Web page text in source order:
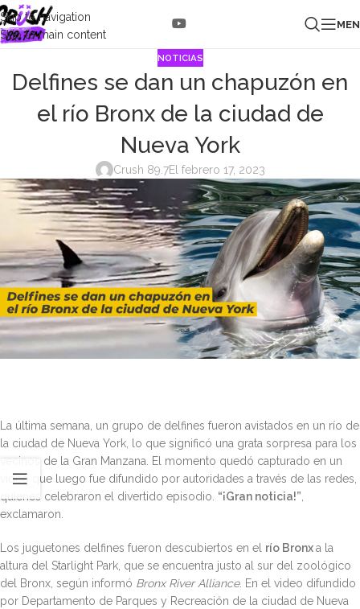
Skip to navigation
Skip to main content
NOTICIAS
Delfines se dan un chapuzón en
el río Bronx de la ciudad de
Nueva York
Crush 89.7El febrero 17, 2023
La última semana, un grupo de delfines fueron avistados en un río de
la ciudad de Nueva York, lo que significó una grata sorpresa para los
vecinos de la Gran Manzana. El momento quedó capturado en un
video que luego fue difundido por autoridades a través de las redes,
quienes celebraron el divertido episodio. “¡Gran noticia!”,
exclamaron.
Los juguetones delfines fueron descubiertos en el río Bronxa la
altura del Starlight Park, que se encuentra justo al sur del zoológico
del Bronx, según informó Bronx River Alliance. En el video difundido
por Departamento de Parques y Recreación de la ciudad de Nueva